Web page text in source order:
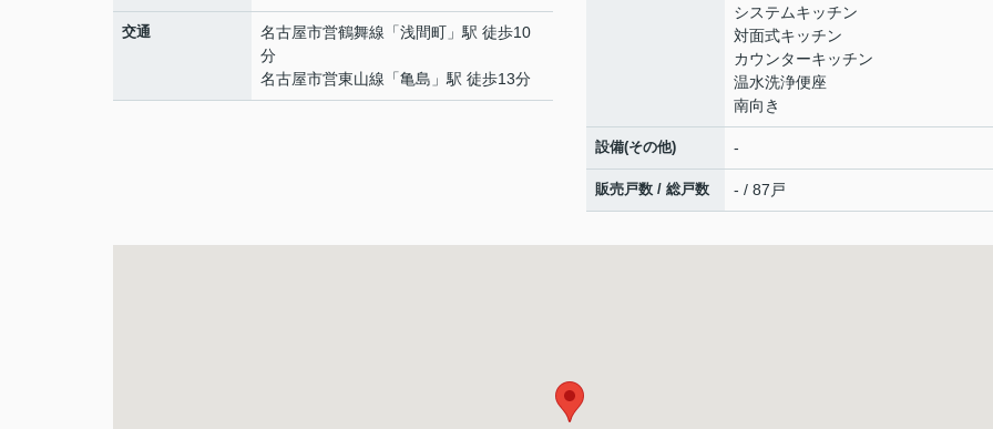
交通 名古屋市営鶴舞線 「浅間町 」駅 徒歩10
分
名古屋市営東山線 「亀島 」駅 徒歩13分
システムキッチン
対面式キッチン
カウンターキッチン
温水洗浄便座
南向き
設備(その他) -
販売戸数 / 総戸数 - / 87戸